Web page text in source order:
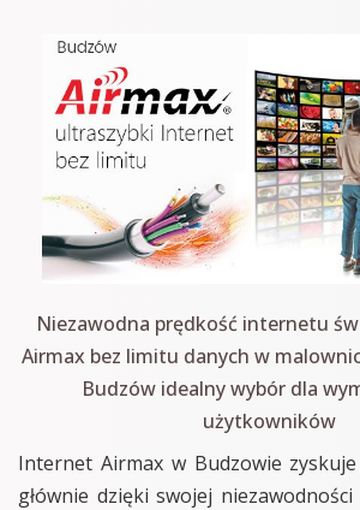
Niezawodna prędkość internetu
Airmax bez limitu danych w
Budzów idealny wybór dla
użytkowników
Internet Airmax w Budzowie
głównie dzięki swojej